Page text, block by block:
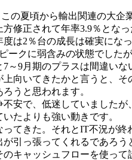
夏頃から輸出関連の大企
修正されて年率3.9％とな
は2％台の成長は確実にな
クに弱含みの状態でした
～9月期のプラスは間違い
向いてきたかと言うと、
うと思われます。
安で、低迷していました
たよりも強い動きです。
てきた。それとIT不況が終
引っ張ってくれるであろ
キャッシュフローを使って